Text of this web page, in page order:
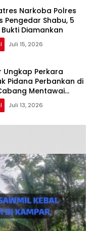
Narkoba Polres
Pengedar Shabu, 5
Diamankan
Juli 15, 2026
Ungkap Perkara
Pidana Perbankan di
Mentawai
3 Orang Ditetapkan
Juli 13, 2026